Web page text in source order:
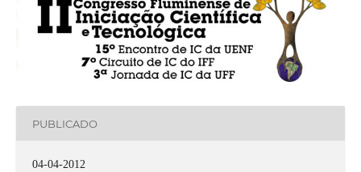
PUBLICADO
04-04-2012